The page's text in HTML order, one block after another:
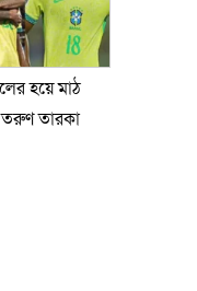
হয়ে মাঠ
তরুণ তারকা